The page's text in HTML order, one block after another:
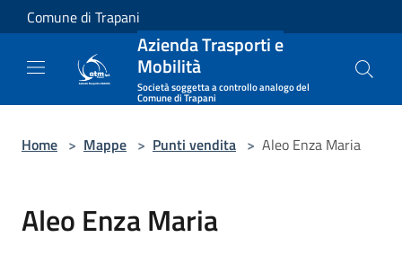
Salta al contenuto principale
Comune di Trapani
Azienda Trasporti e
Mobilità
Società soggetta a controllo analogo del
Comune di Trapani
Home > Mappe > Punti vendita > Aleo Enza Maria
Aleo Enza Maria